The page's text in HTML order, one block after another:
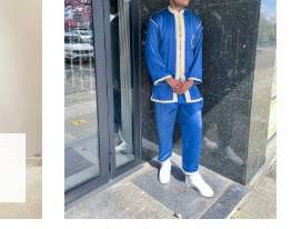
Les
options
être
sur
la